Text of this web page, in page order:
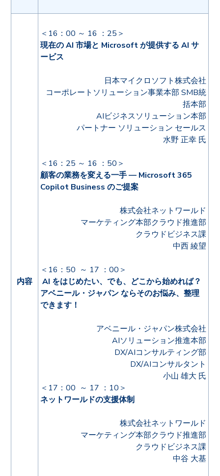
内容
＜16：00 ～ 16 ：25＞
現在の AI 市場と Microsoft が提供する AI サ
ービス
日本マイクロソフト株式会社
コーポレートソリューション事業本部 SMB統
括本部
AIビジネスソリューション本部
パートナー ソリューション セールス
水野 正幸 氏
＜16：25 ～ 16 ：50＞
顧客の業務を変える一手 — Microsoft 365
Copilot Business のご提案
株式会社ネットワールド
マーケティング本部クラウド推進部
クラウドビジネス課
中西 綾望
＜16 ：50 ～ 17 ：00 ＞
AI をはじめたい、でも、どこから始めれば？
アベニール・ジャパン ならそのお悩み、整理
できます！
アベニール・ジャパン株式会社
AIソリューション推進本部
DX/AIコンサルティング部
DX/AIコンサルタント
小山 雄大 氏
＜ 17：00 ～ 17 ：10 ＞
ネットワールドの支援体制
株式会社ネットワールド
マーケティング本部クラウド推進部
クラウドビジネス課
中谷 大基